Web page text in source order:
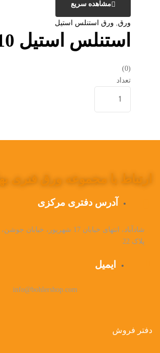
مشاهده سریع
ورق, ورق استنلس استیل
استنلس استیل 410
(0)
تعداد
ارتباط با مجموعه ورق فنری
آدرس دفتری مرکزی
شادآباد، انتهای خیابان 17
پلاک 22
ایمیل
info@bohlershop.com
دفتر فروش